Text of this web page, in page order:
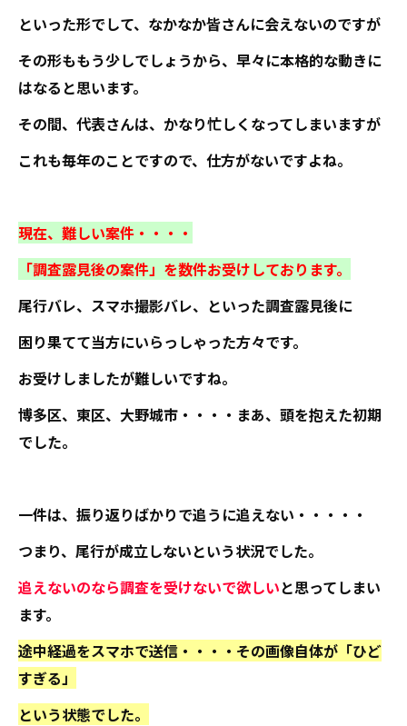
といった形でして、なかなか皆さんに会えないのですが
その形ももう少しでしょうから、早々に本格的な動きに
はなると思います。
その間、代表さんは、かなり忙しくなってしまいますが
これも毎年のことですので、仕方がないですよね。
現在、難しい案件・・・・
「調査露見後の案件」を数件お受けしております。
尾行バレ、スマホ撮影バレ、といった調査露見後に
困り果てて当方にいらっしゃった方々です。
お受けしましたが難しいですね。
博多区、東区、大野城市・・・・まあ、頭を抱えた初期
でした。
一件は、振り返りばかりで追うに追えない・・・・・
つまり、尾行が成立しないという状況でした。
追えないのなら調査を受けないで欲しいと思ってしまい
ます。
途中経過をスマホで送信・・・・その画像自体が「ひど
すぎる」
という状態でした。